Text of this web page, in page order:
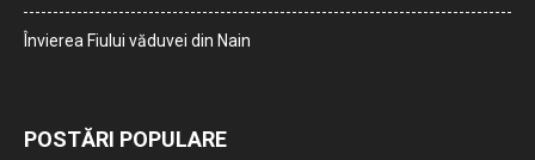
Învierea Fiului văduvei din Nain
POSTĂRI POPULARE